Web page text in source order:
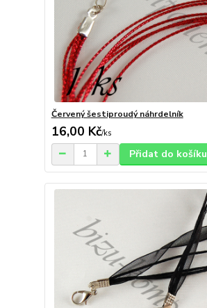
Červený šestiproudý náhrdelník
16,00 Kč/ks
Přidat do košíku